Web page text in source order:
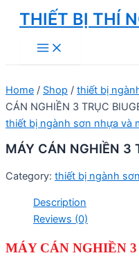
Skip
content
THIẾT BỊ THÍ
Main
Menu
Home / Shop / thiết bị
CÁN NGHIỀN 3 TRỤC
thiết bị ngành sơn nhựa và
MÁY CÁN NGHIỀN 3
Category: thiết bị ngành
Description
Reviews (0)
MÁY CÁN NGHIỀN